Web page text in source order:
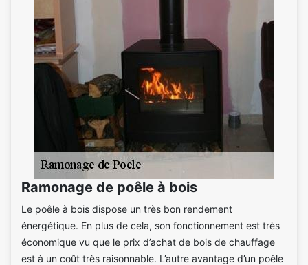
Ramonage de poêle à bois
Le poêle à bois dispose un très bon rendement
énergétique. En plus de cela, son fonctionnement est très
économique vu que le prix d’achat de bois de chauffage
est à un coût très raisonnable. L’autre avantage d’un poêle